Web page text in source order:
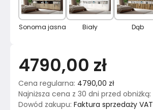
4790,00 zł
Cena regularna: 4790,00 zł
Najniższa cena z 30 dni przed obniżką:
Dowód zakupu: Faktura sprzedaży VAT
Sonoma jasna Biały Dąb